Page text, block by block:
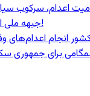
اعدام، سرکوب
جبهه ملی ایران: ماشین اعدام را متوقف کنید!
انجام اعدام‌های
برای جمهوری